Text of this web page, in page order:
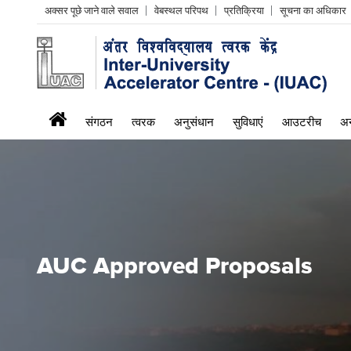
Header
Left
menu
अक्सर पूछे जाने वाले सवाल वेबस्थल परिपथ प्रतिक्रिया सूचना का अधिकार
iuac
menu
संगठन त्वरक अनुसंधान सुविधाएं आउटरीच
AUC Approved Proposals